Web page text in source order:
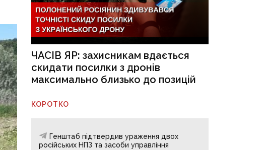
ЧАСІВ ЯР: захисникам вдається
скидати посилки з дронів
максимально близько до позицій
КОРОТКО
Генштаб підтвердив ураження двох
російських НПЗ та засоби управління